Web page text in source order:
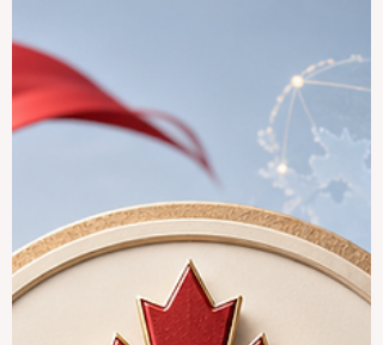
सुधारने, वैश्विक अनुभव प्राप्त करने और भविष्य के
करियर के लिए मजबूत तैयारी करने का अवसर मिलता
है। किसी विश्वविद्यालय का चयन क